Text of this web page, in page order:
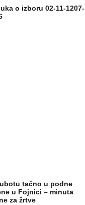
o izboru 02-11-1207-
tačno u podne
u Fojnici – minuta
za žrtve